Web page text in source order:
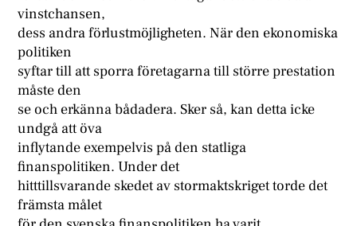
vinstchansen,
dess andra förlustmöjligheten. När den ekonomiska
politiken
syftar till att sporra företagarna till större prestation
måste den
se och erkänna bådadera. Sker så, kan detta icke
undgå att öva
inflytande exempelvis på den statliga
finanspolitiken. Under det
hitttillsvarande skedet av stormaktskriget torde det
främsta målet